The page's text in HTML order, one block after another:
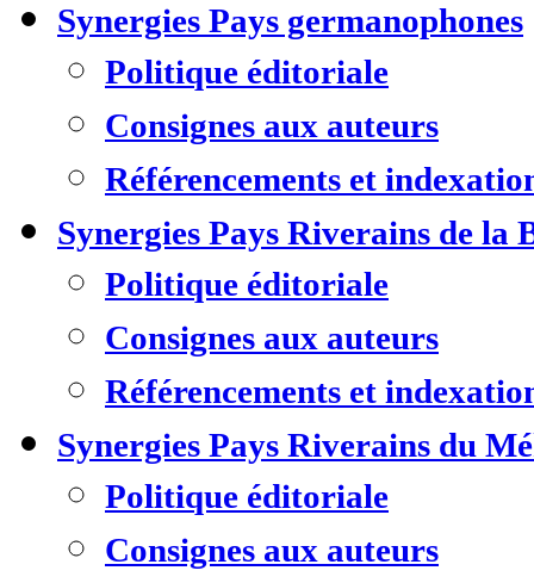
Synergies Pays germanophones
Politique éditoriale
Consignes aux auteurs
Référencements et
Synergies Pays Riverains de la
Politique éditoriale
Consignes aux auteurs
Référencements et
Synergies Pays Riverains du
Politique éditoriale
Consignes aux auteurs